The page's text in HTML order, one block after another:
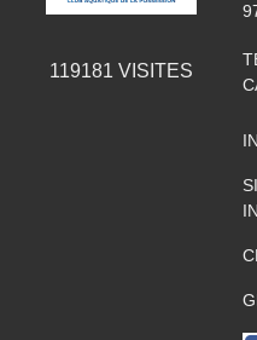
119181 VISITES